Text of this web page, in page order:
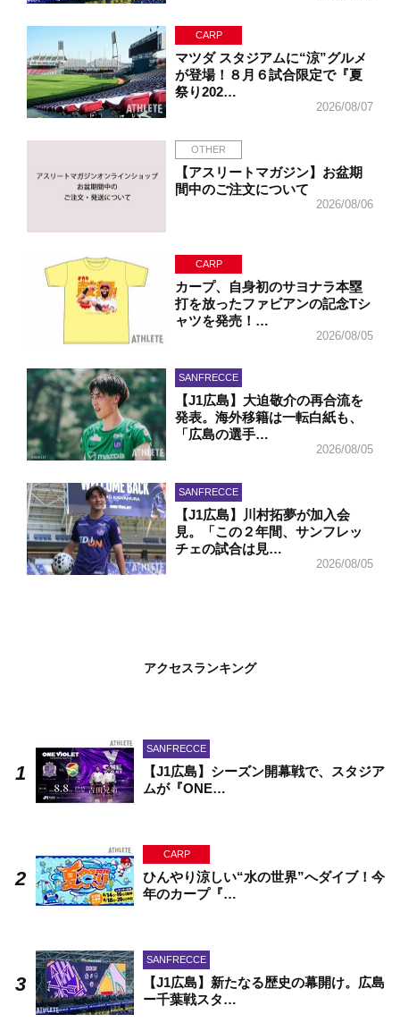
CARP
マツダ スタジアムに“涼”グルメ
が登場！８月６試合限定で『夏
祭り202…
2026/08/07
OTHER
【アスリートマガジン】お盆期
間中のご注文について
2026/08/06
CARP
カープ、自身初のサヨナラ本塁
打を放ったファビアンの記念Tシ
ャツを発売！…
2026/08/05
SANFRECCE
【J1広島】大迫敬介の再合流を
発表。海外移籍は一転白紙も、
「広島の選手…
2026/08/05
SANFRECCE
【J1広島】川村拓夢が加入会
見。「この２年間、サンフレッ
チェの試合は見…
2026/08/05
アクセスランキング
SANFRECCE
【J1広島】シーズン開幕戦で、スタジア
ムが『ONE…
CARP
ひんやり涼しい“水の世界”へダイブ！今
年のカープ『…
SANFRECCE
【J1広島】新たなる歴史の幕開け。広島
ー千葉戦スタ…